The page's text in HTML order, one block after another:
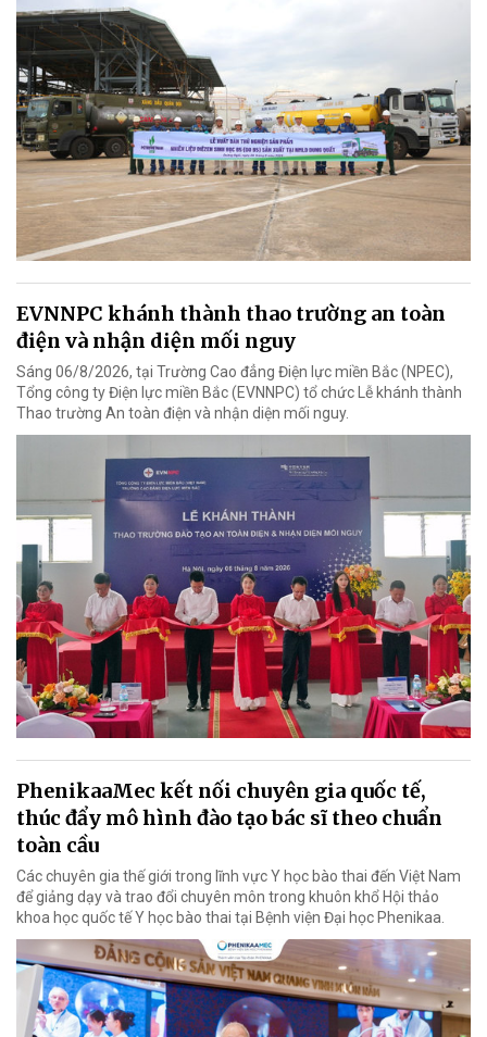
EVNNPC khánh thành thao trường an toàn
điện và nhận diện mối nguy
Sáng 06/8/2026, tại Trường Cao đẳng Điện lực miền Bắc (NPEC),
Tổng công ty Điện lực miền Bắc (EVNNPC) tổ chức Lễ khánh thành
Thao trường An toàn điện và nhận diện mối nguy.
PhenikaaMec kết nối chuyên gia quốc tế,
thúc đẩy mô hình đào tạo bác sĩ theo chuẩn
toàn cầu
Các chuyên gia thế giới trong lĩnh vực Y học bào thai đến Việt Nam
để giảng dạy và trao đổi chuyên môn trong khuôn khổ Hội thảo
khoa học quốc tế Y học bào thai tại Bệnh viện Đại học Phenikaa.